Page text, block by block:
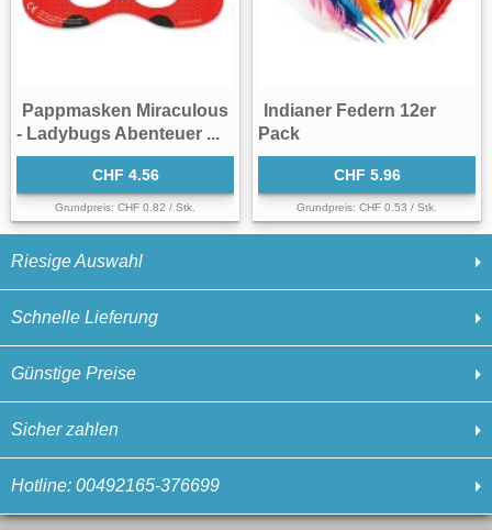
Riesige Auswahl
Schnelle Lieferung
Günstige Preise
Sicher zahlen
Hotline: 00492165-376699
Pappmasken Miraculous
- Ladybugs Abenteuer ...
CHF 4.56
Grundpreis: CHF 0.82 / Stk.
Indianer Federn 12er
Pack
CHF 5.96
Grundpreis: CHF 0.53 / Stk.